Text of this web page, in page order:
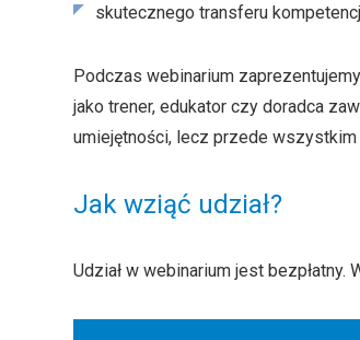
skutecznego transferu
Podczas webinarium
jako trener, edukator czy doradca
umiejętności, lecz przede
Jak wziąć udział?
Udział w webinarium jest